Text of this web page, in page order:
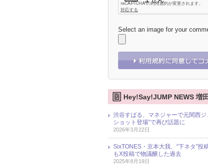
Select an image for your
Hey!Say!JUMP NEWS 増
渋谷すばる、マネジャーで元関西
ショット登場”で再び話題に
2026年3月22日
SixTONES・京本大我、“下ネタ”
もX投稿で物議醸した過去
2025年8月19日